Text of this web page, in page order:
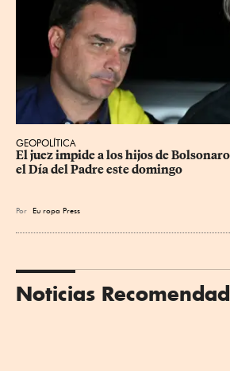
GEOPOLÍTICA
El juez impide a los hijos de
el Día del Padre este domingo
Por Eu ropa Press
Noticias